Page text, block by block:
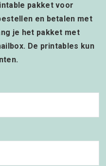
pakket voor
en betalen met
je het pakket met
De printables kun